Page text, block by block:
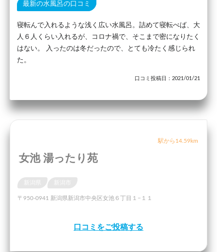
最新の水風呂の口コミ
寝転んで入れるような浅く広い水風呂。詰めて寝転べば、大
人６人くらい入れるが、コロナ禍で、そこまで密になりたく
はない。 入ったのは冬だったので、とても冷たく感じられ
た。
口コミ投稿日：2021/01/21
駅から14.59km
女池 湯ったり苑
〒950-0941 新潟県新潟市中央区女池６丁目１−１１
口コミをご投稿する